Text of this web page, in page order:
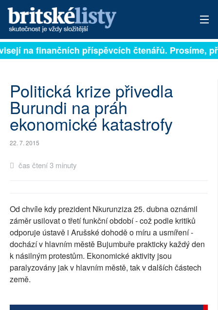
PŘIHLÁSIT
ARCHIV
ROZHOVORY
TÉMATA
NEJČTENĚJŠÍ ZA 7 DNÍ
PŘÍSPĚVKY NA PROVOZ
SOCIÁLNÍ SÍTĚ
RUBRIKY
PLNÁ VERZE STRÁNEK
na finančních příspěvcích čtenářů. Prosíme,
Politická krize přivedla
Burundi na práh
ekonomické katastrofy
22. 7. 2015
čas čtení 3 minuty
Od chvíle kdy prezident Nkurunziza 25. dubna oznámil
záměr usilovat o třetí funkční období - což podle kritiků
odporuje ústavě i Arušské dohodě o míru a usmíření -
dochází v hlavním městě Bujumbuře prakticky každý den
k násilným protestům. Ekonomické aktivity jsou
paralyzovány jak v hlavním městě, tak v dalších částech
země.